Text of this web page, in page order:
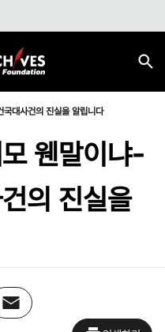
대사건의 진실을 알립니다
웬말이냐-
의 진실을